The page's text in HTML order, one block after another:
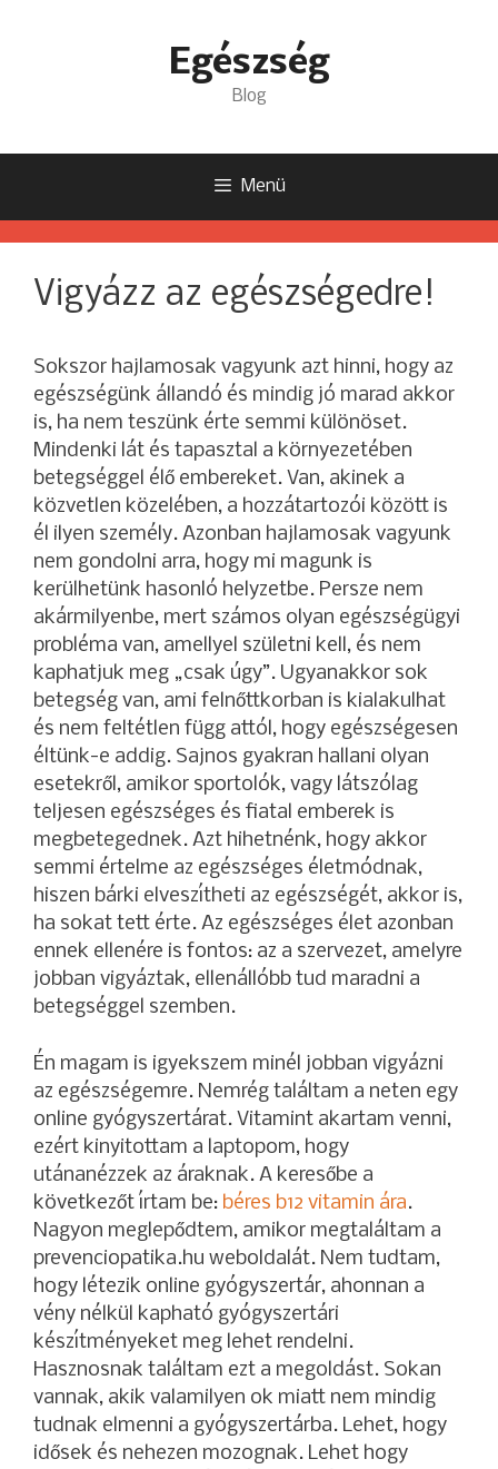
Egészség
Blog
Menü
Vigyázz az egészségedre!
Sokszor hajlamosak vagyunk azt hinni, hogy az
egészségünk állandó és mindig jó marad akkor
is, ha nem teszünk érte semmi különöset.
Mindenki lát és tapasztal a környezetében
betegséggel élő embereket. Van, akinek a
közvetlen közelében, a hozzátartozói között is
él ilyen személy. Azonban hajlamosak vagyunk
nem gondolni arra, hogy mi magunk is
kerülhetünk hasonló helyzetbe. Persze nem
akármilyenbe, mert számos olyan egészségügyi
probléma van, amellyel születni kell, és nem
kaphatjuk meg „csak úgy”. Ugyanakkor sok
betegség van, ami felnőttkorban is kialakulhat
és nem feltétlen függ attól, hogy egészségesen
éltünk-e addig. Sajnos gyakran hallani olyan
esetekről, amikor sportolók, vagy látszólag
teljesen egészséges és fiatal emberek is
megbetegednek. Azt hihetnénk, hogy akkor
semmi értelme az egészséges életmódnak,
hiszen bárki elveszítheti az egészségét, akkor is,
ha sokat tett érte. Az egészséges élet azonban
ennek ellenére is fontos: az a szervezet, amelyre
jobban vigyáztak, ellenállóbb tud maradni a
betegséggel szemben.
Én magam is igyekszem minél jobban vigyázni
az egészségemre. Nemrég találtam a neten egy
online gyógyszertárat. Vitamint akartam venni,
ezért kinyitottam a laptopom, hogy
utánanézzek az áraknak. A keresőbe a
következőt írtam be: béres b12 vitamin ára.
Nagyon meglepődtem, amikor megtaláltam a
prevenciopatika.hu weboldalát. Nem tudtam,
hogy létezik online gyógyszertár, ahonnan a
vény nélkül kapható gyógyszertári
készítményeket meg lehet rendelni.
Hasznosnak találtam ezt a megoldást. Sokan
vannak, akik valamilyen ok miatt nem mindig
tudnak elmenni a gyógyszertárba. Lehet, hogy
idősek és nehezen mozognak. Lehet hogy